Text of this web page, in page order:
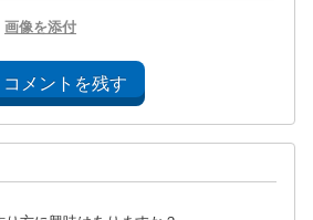
画像を添付
コメントを残す